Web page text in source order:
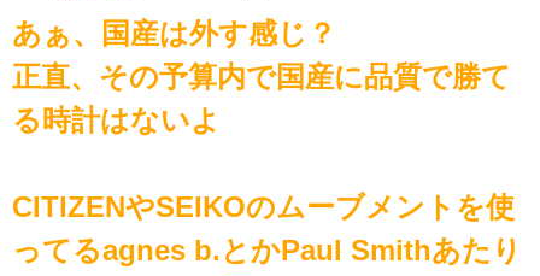
あぁ、国産は外す感じ？
正直、その予算内で国産に品質で勝て
る時計はないよ
CITIZENやSEIKOのムーブメントを使
ってるagnes b.とかPaul Smithあたり